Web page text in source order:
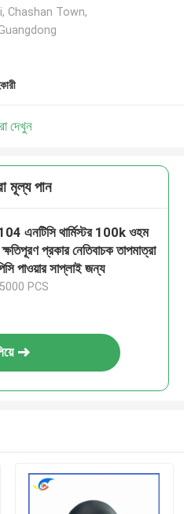
Chashan Town,
দেখুন
মূল্য পান
এনটিসি থার্মিস্টর 100k ওহম
ক্ষতিপূরণ প্রকার নেতিবাচক তাপমাত্রা
পাওয়ার সাপ্লাই জন্য
PCS